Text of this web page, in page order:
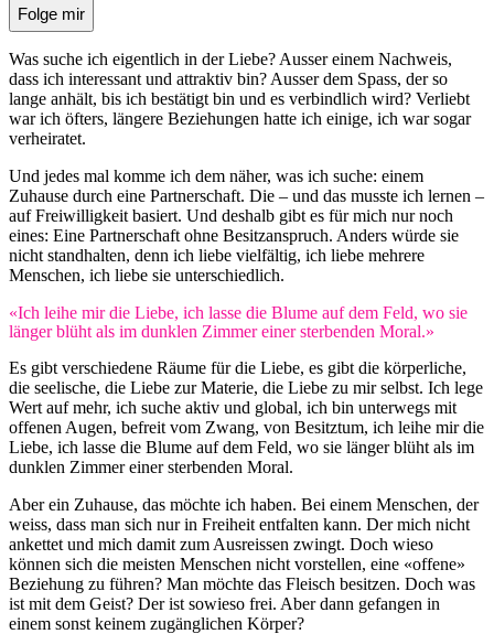
Folge mir
Was suche ich eigentlich in der Liebe? Ausser einem Nachweis,
dass ich interessant und attraktiv bin? Ausser dem Spass, der so
lange anhält, bis ich bestätigt bin und es verbindlich wird? Verliebt
war ich öfters, längere Beziehungen hatte ich einige, ich war sogar
verheiratet.
Und jedes mal komme ich dem näher, was ich suche: einem
Zuhause durch eine Partnerschaft. Die – und das musste ich lernen –
auf Freiwilligkeit basiert. Und deshalb gibt es für mich nur noch
eines: Eine Partnerschaft ohne Besitzanspruch. Anders würde sie
nicht standhalten, denn ich liebe vielfältig, ich liebe mehrere
Menschen, ich liebe sie unterschiedlich.
«Ich leihe mir die Liebe, ich lasse die Blume auf dem Feld, wo sie
länger blüht als im dunklen Zimmer einer sterbenden Moral.»
Es gibt verschiedene Räume für die Liebe, es gibt die körperliche,
die seelische, die Liebe zur Materie, die Liebe zu mir selbst. Ich lege
Wert auf mehr, ich suche aktiv und global, ich bin unterwegs mit
offenen Augen, befreit vom Zwang, von Besitztum, ich leihe mir die
Liebe, ich lasse die Blume auf dem Feld, wo sie länger blüht als im
dunklen Zimmer einer sterbenden Moral.
Aber ein Zuhause, das möchte ich haben. Bei einem Menschen, der
weiss, dass man sich nur in Freiheit entfalten kann. Der mich nicht
ankettet und mich damit zum Ausreissen zwingt. Doch wieso
können sich die meisten Menschen nicht vorstellen, eine «offene»
Beziehung zu führen? Man möchte das Fleisch besitzen. Doch was
ist mit dem Geist? Der ist sowieso frei. Aber dann gefangen in
einem sonst keinem zugänglichen Körper?